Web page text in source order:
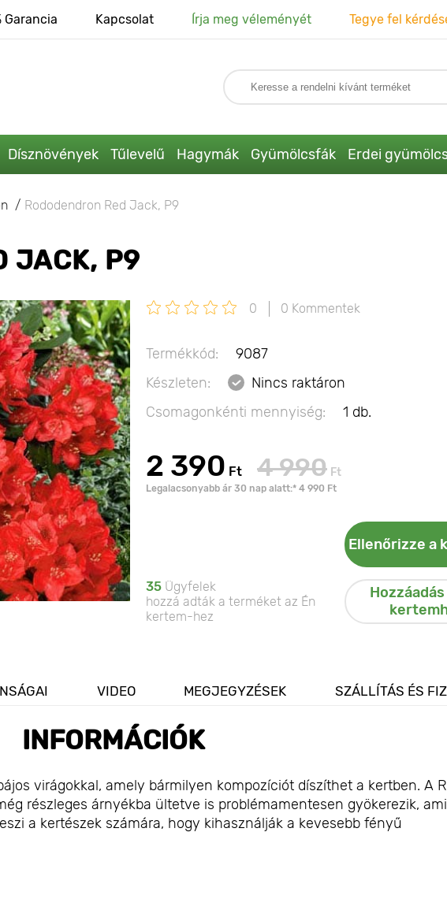
Garancia Kapcsolat Írja meg véleményét Tegye fel
Dísznövények Tűlevelű Hagymák Gyümölcsfák Erdei
Rododendron Red Jack, P9
JACK, P9
0 0 Kommentek
Termékkód:
9087
Készleten:
Nincs raktáron
Csomagonkénti mennyiség:
1 db.
2 390 Ft 4 990 Ft
Legalacsonyabb ár 30 nap alatt:* 4 990 Ft
Ellenőrizze a
35 Ügyfelek
hozzá adták a terméket az Én
kertem-hez
Hozzáadás
VIDEO MEGJEGYZÉSEK SZÁLLÍTÁS ÉS
INFORMÁCIÓK
virágokkal, amely bármilyen kompozíciót díszíthet a kertben. A
részleges árnyékba ültetve is problémamentesen gyökerezik, ami
a kertészek számára, hogy kihasználják a kevesebb fényű